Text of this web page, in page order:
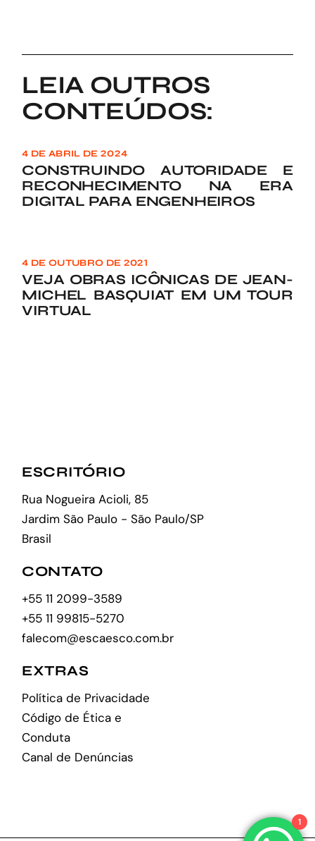
LEIA OUTROS
CONTEÚDOS:
4 DE ABRIL DE 2024
CONSTRUINDO AUTORIDADE E
RECONHECIMENTO NA ERA
DIGITAL PARA ENGENHEIROS
4 DE OUTUBRO DE 2021
VEJA OBRAS ICÔNICAS DE JEAN-
MICHEL BASQUIAT EM UM TOUR
VIRTUAL
ESCRITÓRIO
Rua Nogueira Acioli, 85
Jardim São Paulo - São Paulo/SP
Brasil
CONTATO
+55 11 2099-3589
+55 11 99815-5270
falecom@escaesco.com.br
EXTRAS
Política de Privacidade
Código de Ética e
Conduta
Canal de Denúncias
1